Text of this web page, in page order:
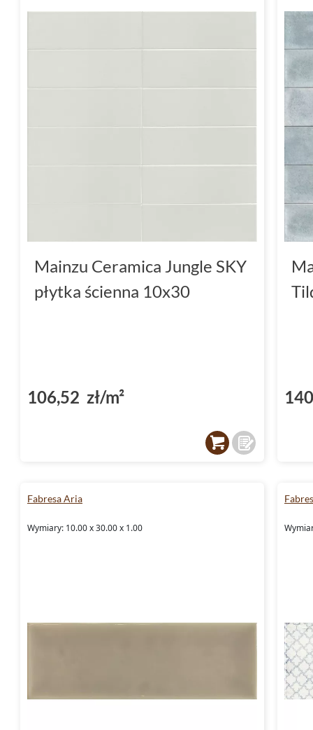
Mainzu Ceramica Jungle SKY
płytka ścienna 10x30
106,52 zł/m²
Fabresa Aria
Wymiary: 10.00 x 30.00 x 1.00